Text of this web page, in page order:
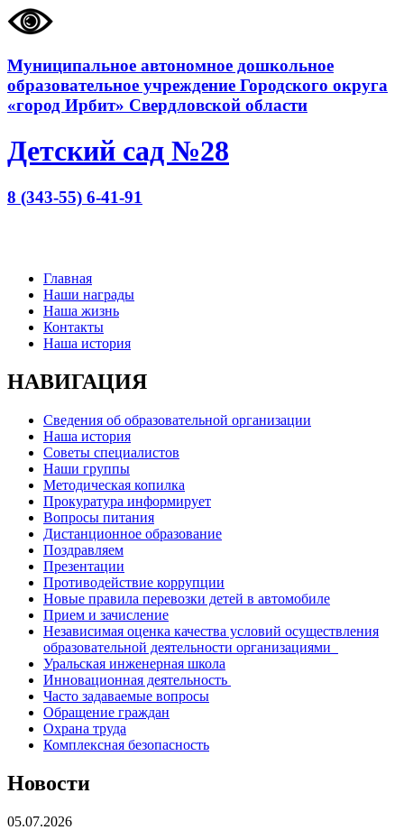
Муниципальное автономное дошкольное
образовательное учреждение Городского округа
«город Ирбит» Свердловской области
Детский сад №28
8 (343-55) 6-41-91
Главная
Наши награды
Наша жизнь
Контакты
Наша история
НАВИГАЦИЯ
Сведения об образовательной организации
Наша история
Советы специалистов
Наши группы
Методическая копилка
Прокуратура информирует
Вопросы питания
Дистанционное образование
Поздравляем
Презентации
Противодействие коррупции
Новые правила перевозки детей в автомобиле
Прием и зачисление
Независимая оценка качества условий осуществления
образовательной деятельности организациями
Уральская инженерная школа
Инновационная деятельность
Часто задаваемые вопросы
Обращение граждан
Охрана труда
Комплексная безопасность
Новости
05.07.2026